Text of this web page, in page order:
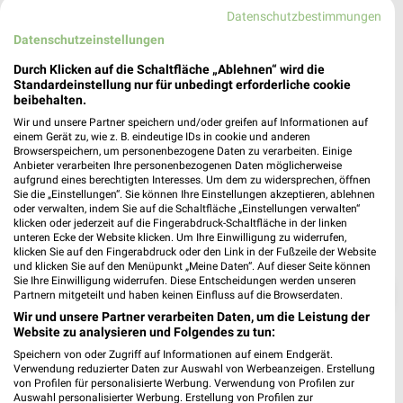
❯
Heute 07:00 - 20:00 Uhr |
555,56 km • Angebote: 6 Prospekte
Datenschutzbestimmungen
Datenschutzeinstellungen
Durch Klicken auf die Schaltfläche „Ablehnen“ wird die
Standardeinstellung nur für unbedingt erforderliche cookie
beibehalten.
Wir und unsere Partner speichern und/oder greifen auf Informationen auf
einem Gerät zu, wie z. B. eindeutige IDs in cookie und anderen
Browserspeichern, um personenbezogene Daten zu verarbeiten. Einige
Anbieter verarbeiten Ihre personenbezogenen Daten möglicherweise
aufgrund eines berechtigten Interesses. Um dem zu widersprechen, öffnen
Sie die „Einstellungen“. Sie können Ihre Einstellungen akzeptieren, ablehnen
oder verwalten, indem Sie auf die Schaltfläche „Einstellungen verwalten“
klicken oder jederzeit auf die Fingerabdruck-Schaltfläche in der linken
unteren Ecke der Website klicken. Um Ihre Einwilligung zu widerrufen,
klicken Sie auf den Fingerabdruck oder den Link in der Fußzeile der Website
und klicken Sie auf den Menüpunkt „Meine Daten“. Auf dieser Seite können
Sie Ihre Einwilligung widerrufen. Diese Entscheidungen werden unseren
Partnern mitgeteilt und haben keinen Einfluss auf die Browserdaten.
Wir und unsere Partner verarbeiten Daten, um die Leistung der
Website zu analysieren und Folgendes zu tun:
Speichern von oder Zugriff auf Informationen auf einem Endgerät.
Verwendung reduzierter Daten zur Auswahl von Werbeanzeigen. Erstellung
von Profilen für personalisierte Werbung. Verwendung von Profilen zur
Auswahl personalisierter Werbung. Erstellung von Profilen zur